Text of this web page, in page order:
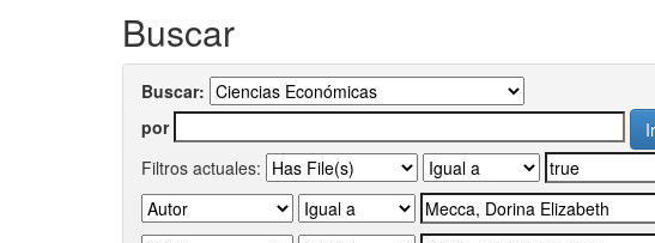
Buscar
Buscar:
por
Filtros actuales: